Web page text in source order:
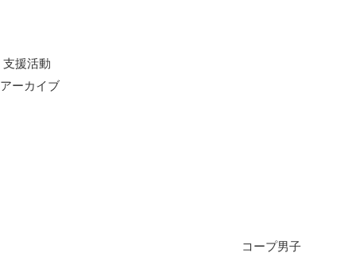
支援活動
アーカイブ
コープ男子